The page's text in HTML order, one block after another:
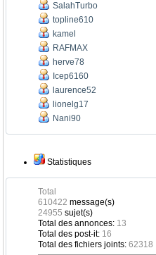
SalahTurbo
topline610
kamel
RAFMAX
herve78
Icep6160
laurence52
lionelg17
Nani90
Statistiques
Total
610422 message(s)
24955 sujet(s)
Total des annonces: 13
Total des post-it: 16
Total des fichiers joints: 62318